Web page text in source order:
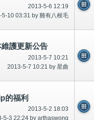
2013-5-6 12:19
5-10 03:31 by 雞有八根毛
護更新公告
2013-5-7 10:21
2013-5-7 10:21 by 星曲
的福利
2013-5-2 18:03
5-3 22:24 by arthaswong